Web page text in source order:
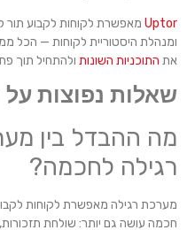
Uptor מאפשרת לקוחות לקבוע תור
ומנהלת היסטוריית לקוחות — הכל
את התוכניות השונות ולהתחיל תוך
שאלות נפוצות על
מה ההבדל בין
רגילה לחכמה?
מערכת רגילה מאפשרת לקוחות
חכמה עושה גם יותר: שולחת